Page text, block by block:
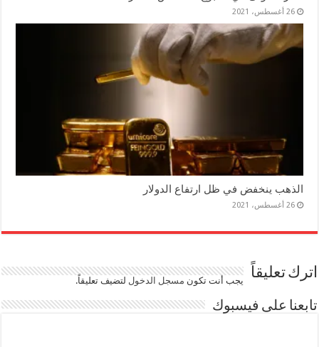
26 أغسطس، 2021
الذهب ينخفض في ظل ارتفاع الدولار
26 أغسطس، 2021
اترك تعليقاً يجب أنت تكون مسجل الدخوللتضيف تعليقاً.
تابعنا على فيسبوك